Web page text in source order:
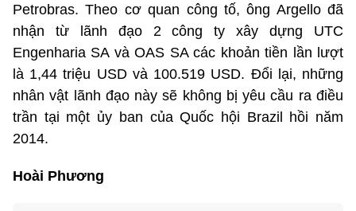
Petrobras. Theo cơ quan công tố, ông Argello đã
nhận từ lãnh đạo 2 công ty xây dựng UTC
Engenharia SA và OAS SA các khoản tiền lần lượt
là 1,44 triệu USD và 100.519 USD. Đổi lại, những
nhân vật lãnh đạo này sẽ không bị yêu cầu ra điều
trần tại một ủy ban của Quốc hội Brazil hồi năm
2014.
Hoài Phương